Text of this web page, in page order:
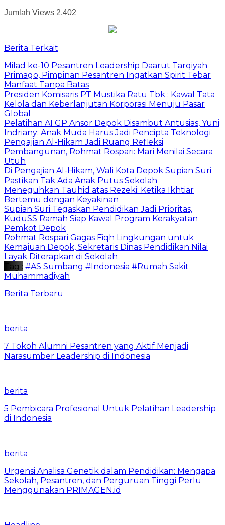
Jumlah Views 2,402
Berita Terkait
Milad ke-10 Pesantren Leadership Daarut Tarqiyah
Primago, Pimpinan Pesantren Ingatkan Spirit Tebar
Manfaat Tanpa Batas
Presiden Komisaris PT Mustika Ratu Tbk : Kawal Tata
Kelola dan Keberlanjutan Korporasi Menuju Pasar
Global
Pelatihan AI GP Ansor Depok Disambut Antusias, Yuni
Indriany: Anak Muda Harus Jadi Pencipta Teknologi
Pengajian Al-Hikam Jadi Ruang Refleksi
Pembangunan, Rohmat Rospari: Mari Menilai Secara
Utuh
Di Pengajian Al-Hikam, Wali Kota Depok Supian Suri
Pastikan Tak Ada Anak Putus Sekolah
Meneguhkan Tauhid atas Rezeki: Ketika Ikhtiar
Bertemu dengan Keyakinan
Supian Suri Tegaskan Pendidikan Jadi Prioritas,
KuduSS Ramah Siap Kawal Program Kerakyatan
Pemkot Depok
Rohmat Rospari Gagas Fiqh Lingkungan untuk
Kemajuan Depok, Sekretaris Dinas Pendidikan Nilai
Layak Diterapkan di Sekolah
Tag : #AS Sumbang #Indonesia #Rumah Sakit
Muhammadiyah
Berita Terbaru
berita
7 Tokoh Alumni Pesantren yang Aktif Menjadi
Narasumber Leadership di Indonesia
berita
5 Pembicara Profesional Untuk Pelatihan Leadership
di Indonesia
berita
Urgensi Analisa Genetik dalam Pendidikan: Mengapa
Sekolah, Pesantren, dan Perguruan Tinggi Perlu
Menggunakan PRIMAGEN.id